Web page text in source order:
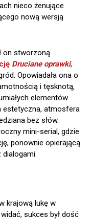
nieco żenujące
nową wersją
on stworzoną
Druciane oprawki,
Opowiadała ona o
i tęsknotą,
elementów
estetyczna, atmosfera
bez słów.
mini-serial, gdzie
ponownie opierającą
krajową lukę w
sukces był dość